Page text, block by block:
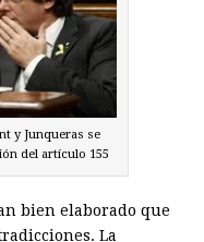
y Junqueras se
del artículo 155
bien elaborado que
La